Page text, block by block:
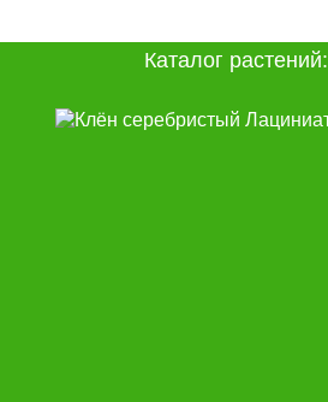
Каталог растений: